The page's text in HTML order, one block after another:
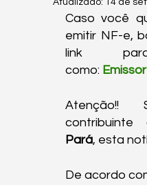
Atualizado: 14 de
Caso você
emitir NF-e,
link
como:
Pará, esta
De acordo